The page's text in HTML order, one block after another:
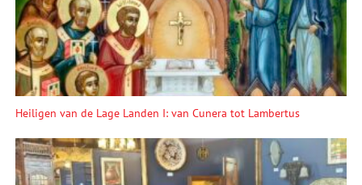
Heiligen van de Lage Landen I: van Cunera tot Lambertus